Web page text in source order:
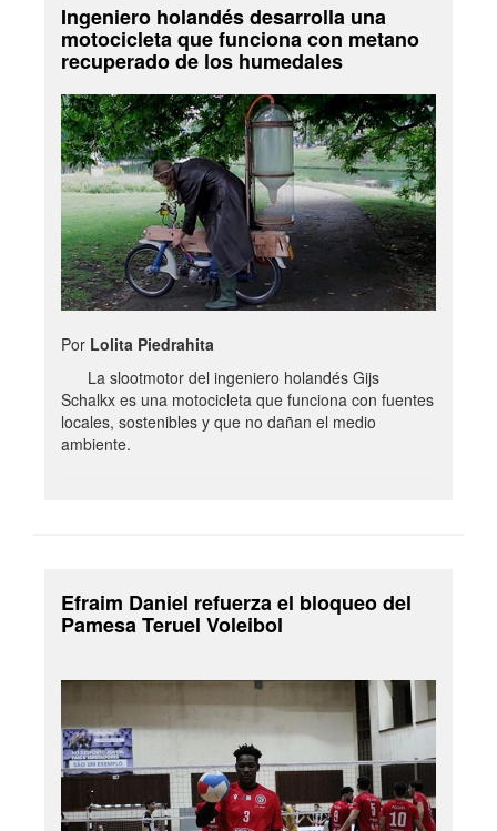
Ingeniero holandés desarrolla una
motocicleta que funciona con metano
recuperado de los humedales
Por Lolita Piedrahita
La slootmotor del ingeniero holandés Gijs
Schalkx es una motocicleta que funciona con fuentes
locales, sostenibles y que no dañan el medio
ambiente.
Efraim Daniel refuerza el bloqueo del
Pamesa Teruel Voleibol